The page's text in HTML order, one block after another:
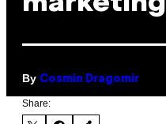
By Cosmin Dragomir
Share: